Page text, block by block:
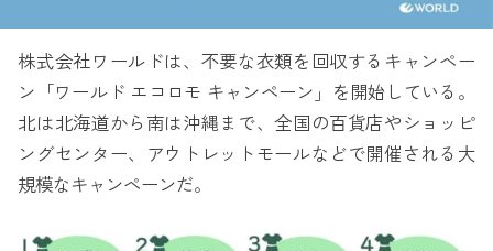
株式会社ワールドは、不要な衣類を回収するキャンペー
ン「ワールド エコロモ キャンペーン」を開始している。
北は北海道から南は沖縄まで、全国の百貨店やショッピ
ングセンター、アウトレットモールなどで開催される大
規模なキャンペーンだ。